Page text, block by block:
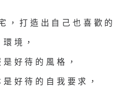
，打造出自己也喜歡的
環境，
好待的風格，
好待的自我要求，